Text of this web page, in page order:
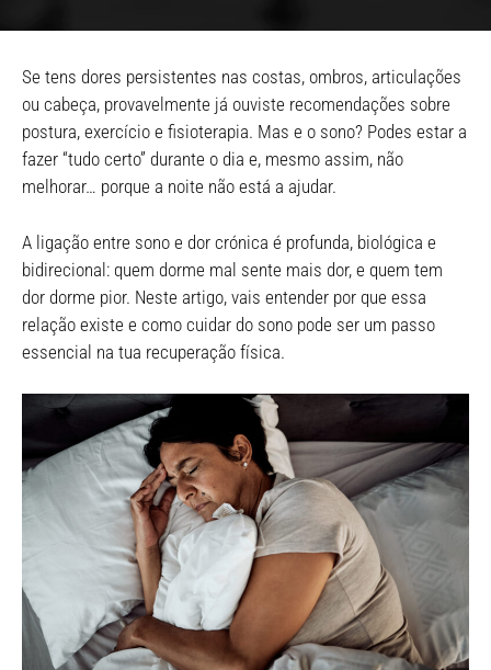
Se tens dores persistentes nas costas, ombros, articulações
ou cabeça, provavelmente já ouviste recomendações sobre
postura, exercício e fisioterapia. Mas e o sono? Podes estar a
fazer “tudo certo” durante o dia e, mesmo assim, não
melhorar… porque a noite não está a ajudar.
A ligação entre sono e dor crónica é profunda, biológica e
bidirecional: quem dorme mal sente mais dor, e quem tem
dor dorme pior. Neste artigo, vais entender por que essa
relação existe e como cuidar do sono pode ser um passo
essencial na tua recuperação física.